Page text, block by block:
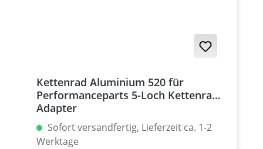
Kettenrad Aluminium 520 für
Performanceparts 5-Loch Kettenrad
Adapter
Sofort versandfertig, Lieferzeit ca. 1-2
Werktage